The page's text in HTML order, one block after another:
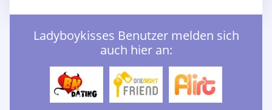
Ladyboykisses Benutzer melden sich
auch hier an: